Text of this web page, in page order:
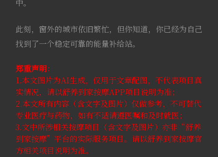
中。
此刻，窗外的城市依旧繁忙，但你知道，你已经为自己
找到了一个稳定可靠的能量补给站。
郑重声明：
1.本文图片为AI生成，仅用于文章配图，不代表项目真
实情况，请以舒养到家按摩APP项目说明为准；
2.本文所有内容（含文字及图片）仅做参考，不可替代
专业医疗与药物，如有不适请遵医嘱和及时就医；
3.文中所涉相关按摩项目（含文字及图片）亦非“舒养
到家按摩”平台的实际服务项目。请以舒养到家按摩官
方相关项目说明为准。